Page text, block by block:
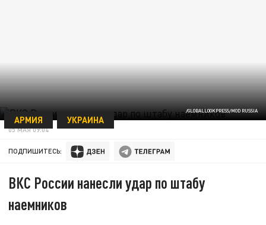
/GLOBALLOOKPRESS/MOD RUSSIA
АРМИЯ УКРАИНА
05 МАЯ 09:04
ПОДПИШИТЕСЬ:
ВКС России нанесли удар по штабу
наемников